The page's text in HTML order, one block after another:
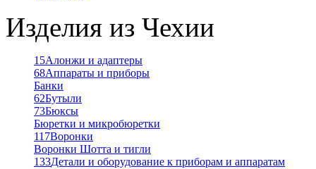
Изделия из Чехии
15Алонжи и адаптеры
68Аппараты и приборы
Банки
62Бутыли
73Бюксы
Бюретки и микробюретки
117Воронки
Воронки Шотта и тигли
133Детали и оборудование к приборам и аппаратам